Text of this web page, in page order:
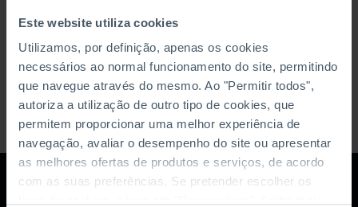
Este website utiliza cookies
Utilizamos, por definição, apenas os cookies
necessários ao normal funcionamento do site, permitindo
que navegue através do mesmo. Ao "Permitir todos",
autoriza a utilização de outro tipo de cookies, que
permitem proporcionar uma melhor experiência de
navegação, avaliar o desempenho do site ou apresentar
as melhores ofertas de produtos e serviços, de acordo
com as suas preferências. Se pretender escolher os